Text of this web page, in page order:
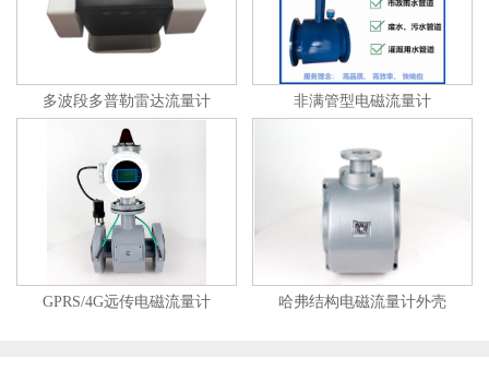
多波段多普勒雷达流量计 非满管型电磁流量计
GPRS/4G远传电磁流量计 哈弗结构电磁流量计外壳